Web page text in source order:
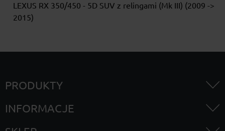
LEXUS RX 350/450 - 5D SUV z relingami (Mk III) (2009 ->
2015)
PRODUKTY
INFORMACJE